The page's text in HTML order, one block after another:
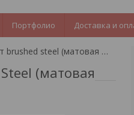
Портфолио Доставка и
Поворотный led диммер 1х0-120w (max 10 leds), цвет brushed steel (матовая сталь)
(матовая